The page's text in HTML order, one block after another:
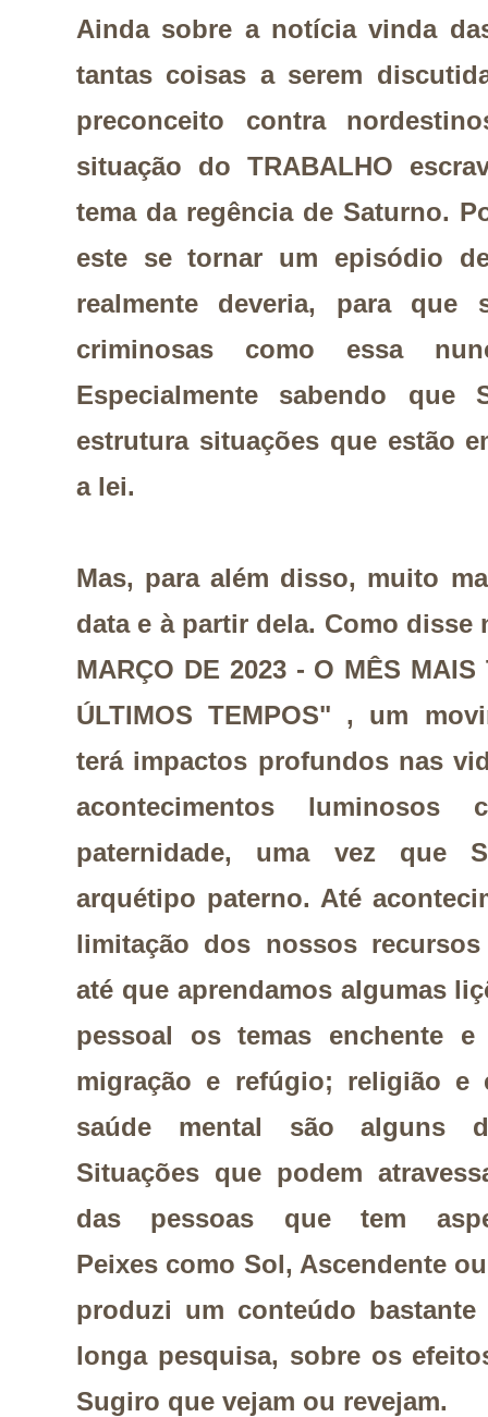
Ainda sobre a notícia vinda
tantas coisas a serem
preconceito contra
situação do TRABALHO
tema da regência de Saturno.
este se tornar um episódio
realmente deveria, para que
criminosas como essa
Especialmente sabendo que
estrutura situações que estão
a lei.
Mas, para além disso, muito
data e à partir dela. Como
MARÇO DE 2023 - O MÊS MAIS
ÚLTIMOS TEMPOS" , um
terá impactos profundos nas
acontecimentos
paternidade, uma vez que
arquétipo paterno. Até
limitação dos nossos
até que aprendamos algumas
pessoal os temas enchente
migração e refúgio; religião e
saúde mental são alguns
Situações que podem
das pessoas que tem
Peixes como Sol, Ascendente
produzi um conteúdo
longa pesquisa, sobre os
Sugiro que vejam ou revejam.